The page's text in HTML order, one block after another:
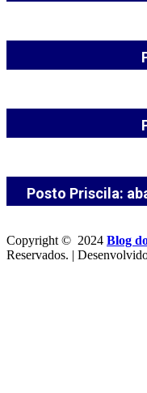
Posto Priscila:
Copyright © 2024 Blog
Reservados. |